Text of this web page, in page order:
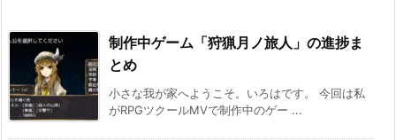
制作中ゲーム「狩猟月ノ旅人」の進捗ま
とめ
小さな我が家へようこそ。いろはです。 今回は私
がRPGツクールMVで制作中のゲー ...